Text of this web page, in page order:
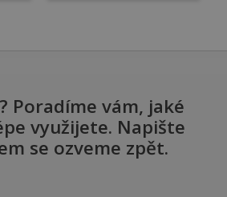
Poradíme vám, jaké
využijete. Napište
se ozveme zpět.